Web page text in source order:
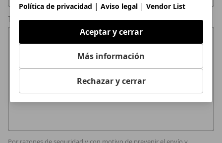
Tu mensaje
Política de privacidad | Aviso legal | Vendor List
Aceptar y cerrar
Más información
Rechazar y cerrar